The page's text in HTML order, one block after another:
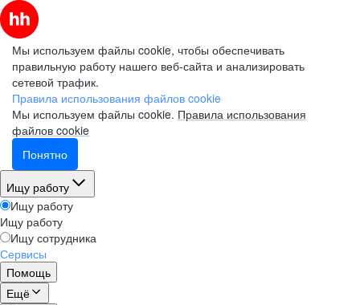
Мы используем файлы cookie, чтобы обеспечивать
правильную работу нашего веб-сайта и анализировать
сетевой трафик.
Правила использования файлов cookie
Мы используем файлы cookie. Правила использования
файлов cookie
Понятно
Ищу работу
Ищу работу
Ищу работу
Ищу сотрудника
Сервисы
Помощь
Ещё